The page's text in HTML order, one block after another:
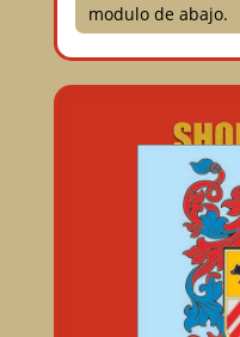
modulo de abajo.